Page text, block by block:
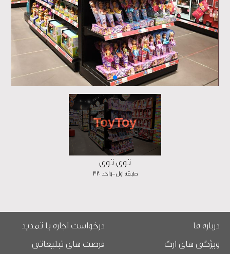
ToyToy
توی توی
طبقه اول-واحد 320
درباره ما
ویژگی های ارگ
درخواست اجاره یا تمدید
فرصت های تبلیغاتی